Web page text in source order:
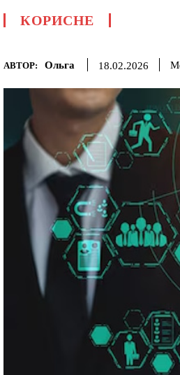
КОРИСНЕ
АВТОР: Ольга 18.02.2026